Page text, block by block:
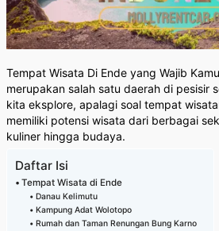
Tempat Wisata Di Ende yang Wajib
merupakan salah satu daerah di pesisir
kita eksplore, apalagi soal tempat
memiliki potensi wisata dari berbagai
kuliner hingga budaya.
Daftar Isi
Tempat Wisata di Ende
Danau Kelimutu
Kampung Adat Wolotopo
Rumah dan Taman Renungan Bung Karno